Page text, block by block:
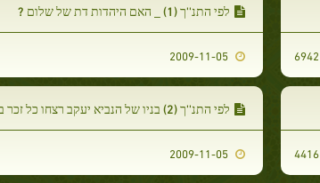
6942
לפי התנ''ך (1) _ האם היהדות דת של שלום ?
2009-11-05
4416
לפי התנ''ך (2) בניו של הנביא יעקב רצחו כל זכר במ
2009-11-05